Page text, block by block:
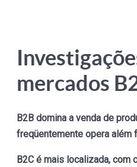
mercados
B2B domina a venda de
freqüentemente opera além
B2C é mais localizada, com